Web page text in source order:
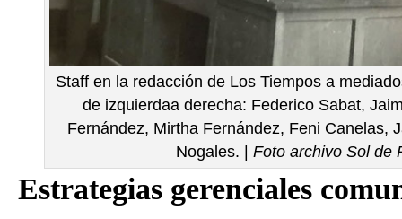
Staff en la redacción de Los Tiempos a
de izquierdaa derecha: Federico Sabat,
Fernández, Mirtha Fernández, Feni Canelas,
Nogales. | Foto archivo Sol de
Estrategias gerenciales